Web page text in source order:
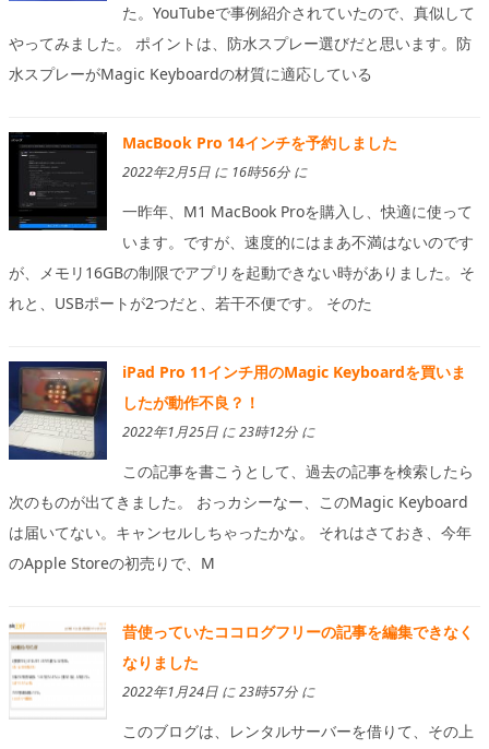
た。YouTubeで事例紹介されていたので、真似して
やってみました。 ポイントは、防水スプレー選びだと思います。防
水スプレーがMagic Keyboardの材質に適応している
MacBook Pro 14インチを予約しました
2022年2月5日 に 16時56分 に
一昨年、M1 MacBook Proを購入し、快適に使って
います。ですが、速度的にはまあ不満はないのです
が、メモリ16GBの制限でアプリを起動できない時がありました。そ
れと、USBポートが2つだと、若干不便です。 そのた
iPad Pro 11インチ用のMagic Keyboardを買いま
したが動作不良？！
2022年1月25日 に 23時12分 に
この記事を書こうとして、過去の記事を検索したら
次のものが出てきました。 おっカシーなー、このMagic Keyboard
は届いてない。キャンセルしちゃったかな。 それはさておき、今年
のApple Storeの初売りで、M
昔使っていたココログフリーの記事を編集できなく
なりました
2022年1月24日 に 23時57分 に
このブログは、レンタルサーバーを借りて、その上